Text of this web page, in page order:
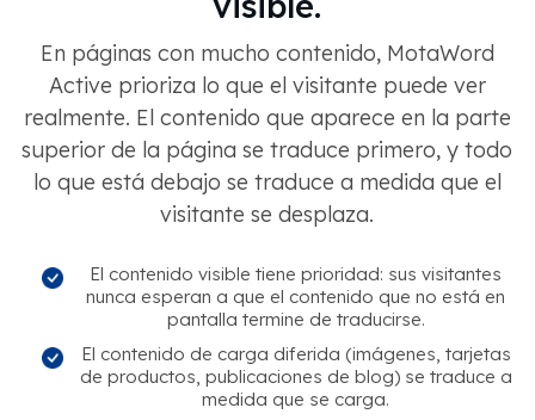
En páginas con mucho contenido, MotaWord
Active prioriza lo que el visitante puede ver
realmente. El contenido que aparece en la parte
superior de la página se traduce primero, y todo
lo que está debajo se traduce a medida que el
visitante se desplaza.
El contenido visible tiene prioridad: sus visitantes
nunca esperan a que el contenido que no está en
pantalla termine de traducirse.
El contenido de carga diferida (imágenes, tarjetas
de productos, publicaciones de blog) se traduce a
medida que se carga.